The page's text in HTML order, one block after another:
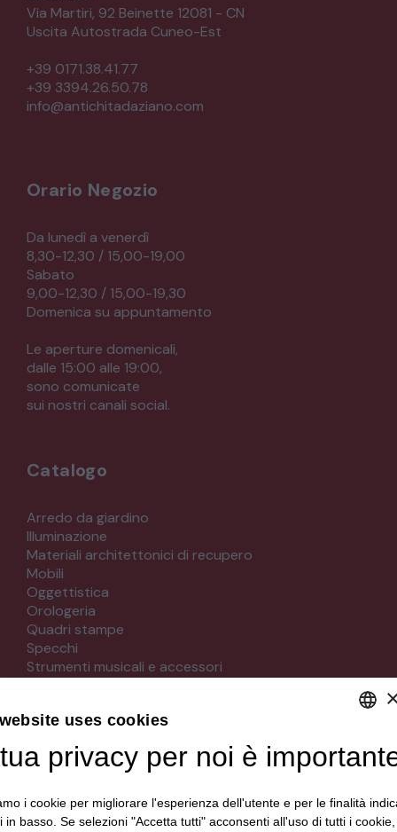
Via Martiri, 92 Beinette 12081 - CN
Uscita Autostrada Cuneo-Est
+39 0171.38.41.77
+39 3394.26.50.78
info@antichitadaziano.com
Orario Negozio
Da lunedì a venerdì
8,30-12,30 / 15,00-19,00
Sabato
9,00-12,30 / 15,00-19,30
Domenica su appuntamento
Le aperture domenicali,
dalle 15:00 alle 19:00,
sono comunicate
sui nostri canali social.
Catalogo
Arredo da giardino
Illuminazione
Materiali architettonici di recupero
Mobili
Oggettistica
Orologeria
Quadri stampe
Specchi
Strumenti musicali e accessori
Seguici su
DEFAULT LANGUAGE
ITALIAN
uses cookies
privacy per noi è
i cookie per migliorare l'esperienza dell'utente e per le finalità
in basso. Se selezioni "Accetta tutti" acconsenti all'uso di tutti i